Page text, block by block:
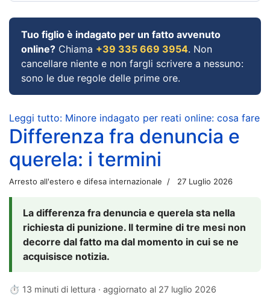
Tuo figlio è indagato per un fatto avvenuto
online? Chiama +39 335 669 3954. Non
cancellare niente e non fargli scrivere a nessuno:
sono le due regole delle prime ore.
Leggi tutto: Minore indagato per reati online: cosa fare
Differenza fra denuncia e
querela: i termini
Arresto all'estero e difesa internazionale 27 Luglio 2026
La differenza fra denuncia e querela sta nella
richiesta di punizione. Il termine di tre mesi non
decorre dal fatto ma dal momento in cui se ne
acquisisce notizia.
⏱ 13 minuti di lettura · aggiornato al 27 luglio 2026